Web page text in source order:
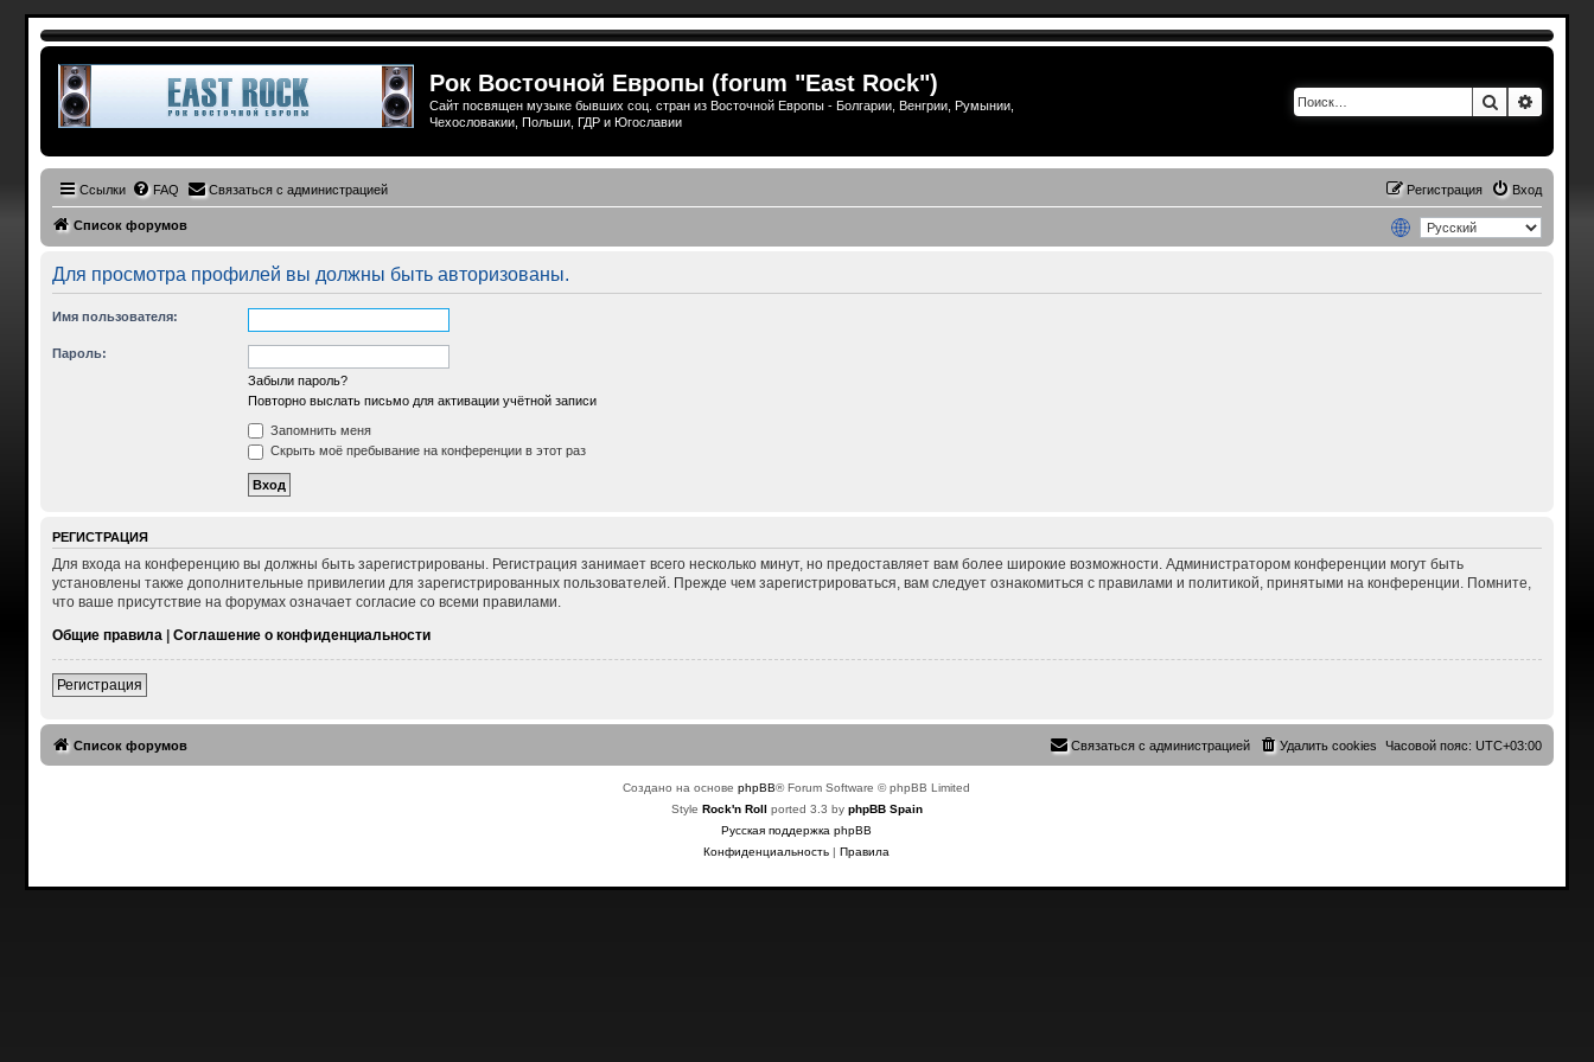
Рок Восточной Европы (forum "East Rock")
Сайт посвящен музыке бывших соц. стран из Восточной Европы - Болгарии, Венгрии, Румынии,
Чехословакии, Польши, ГДР и Югославии
Поиск
Ссылки FAQ Связаться с администрацией Вход
Регистрация
Список форумов
Для просмотра профилей вы должны быть авторизованы.
Имя пользователя:
Пароль:
Забыли пароль?
Повторно выслать письмо для активации учётной записи
Запомнить меня
Скрыть моё пребывание на конференции в этот раз
РЕГИСТРАЦИЯ
Для входа на конференцию вы должны быть зарегистрированы. Регистрация занимает всего несколько минут, но предоставляет вам более широкие возможности. Администратором конференции могут быть
установлены также дополнительные привилегии для зарегистрированных пользователей. Прежде чем зарегистрироваться, вам следует ознакомиться с правилами и политикой, принятыми на конференции. Помните,
что ваше присутствие на форумах означает согласие со всеми правилами.
Общие правила| Соглашение о конфиденциальности
Регистрация
Список форумов Часовой пояс:UTC+03:00
Удалить cookies
Связаться с администрацией
Создано на основеphpBB® Forum Software © phpBB Limited
Style Rock'n Roll ported 3.3 by phpBB Spain
Русская поддержка phpBB
Конфиденциальность |Правила